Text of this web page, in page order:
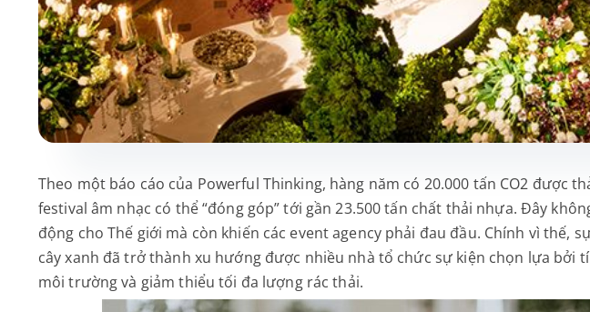
Theo một báo cáo của Powerful Thinking, hàng năm có 20.000 tấn CO2 được
festival âm nhạc có thể “đóng góp” tới gần 23.500 tấn chất thải nhựa. Đây
động cho Thế giới mà còn khiến các event agency phải đau đầu. Chính vì thế,
cây xanh đã trở thành xu hướng được nhiều nhà tổ chức sự kiện chọn lựa bởi
môi trường và giảm thiểu tối đa lượng rác thải.